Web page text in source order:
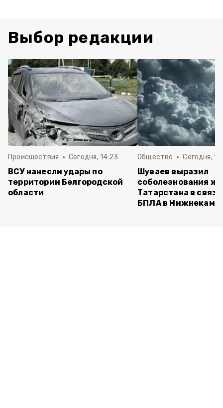
Выбор редакции
Происшествия Сегодня, 14:23
ВСУ нанесли удары по
территории Белгородской
области
Общество Сегодня,
Шуваев выразил
соболезнования
Татарстана в
БПЛА в